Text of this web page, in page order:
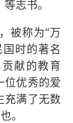
志书。
被称为“万
时的著名
献的教育
位优秀的爱
充满了无数
。